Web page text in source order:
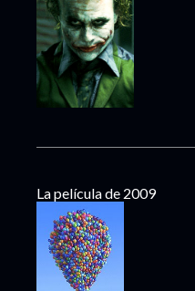
La película de 2009